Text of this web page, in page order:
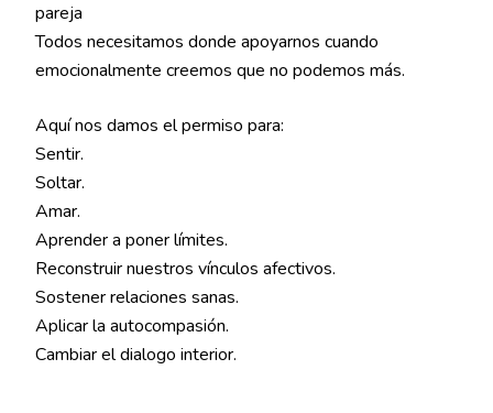
pareja
Todos necesitamos donde apoyarnos cuando
emocionalmente creemos que no podemos más.
Aquí nos damos el permiso para:
Sentir.
Soltar.
Amar.
Aprender a poner límites.
Reconstruir nuestros vínculos afectivos.
Sostener relaciones sanas.
Aplicar la autocompasión.
Cambiar el dialogo interior.